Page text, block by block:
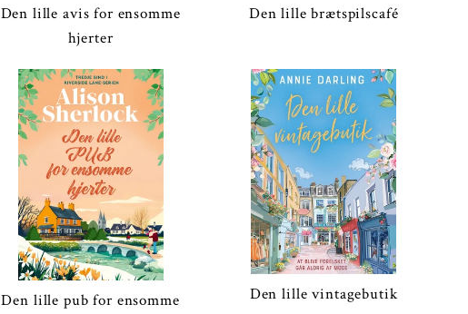
Den lille avis for ensomme
hjerter
Den lille brætspilscafé
Den lille pub for ensomme
Den lille vintagebutik